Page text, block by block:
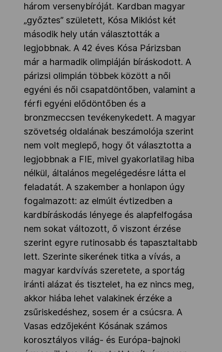
három versenybíróját. Kardban magyar
„győztes” született, Kósa Miklóst két
második hely után választották a
legjobbnak. A 42 éves Kósa Párizsban
már a harmadik olimpiáján bíráskodott. A
párizsi olimpián többek között a női
egyéni és női csapatdöntőben, valamint a
férfi egyéni elődöntőben és a
bronzmeccsen tevékenykedett. A magyar
szövetség oldalának beszámolója szerint
nem volt meglepő, hogy őt választotta a
legjobbnak a FIE, mivel gyakorlatilag hiba
nélkül, általános megelégedésre látta el
feladatát. A szakember a honlapon úgy
fogalmazott: az elmúlt évtizedben a
kardbíráskodás lényege és alapfelfogása
nem sokat változott, ő viszont érzése
szerint egyre rutinosabb és tapasztaltabb
lett. Szerinte sikerének titka a vívás, a
magyar kardvívás szeretete, a sportág
iránti alázat és tisztelet, ha ez nincs meg,
akkor hiába lehet valakinek érzéke a
zsűriskedéshez, sosem ér a csúcsra. A
Vasas edzőjeként Kósának számos
korosztályos világ- és Európa-bajnoki